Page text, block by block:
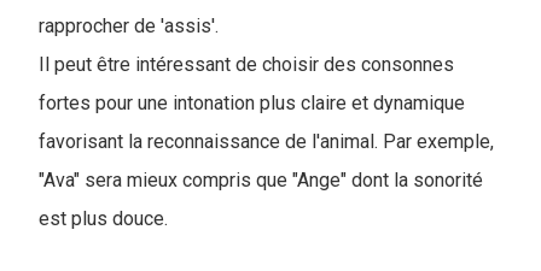
rapprocher de 'assis'.
Il peut être intéressant de choisir des consonnes
fortes pour une intonation plus claire et dynamique
favorisant la reconnaissance de l'animal. Par exemple,
"Ava" sera mieux compris que "Ange" dont la sonorité
est plus douce.